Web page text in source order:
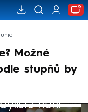
unie
Možné
stupňů by
není